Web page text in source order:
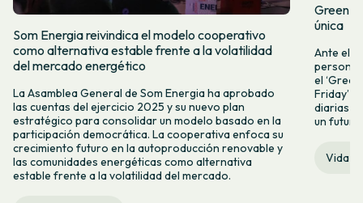
Som Energia reivindica el modelo cooperativo
como alternativa estable frente a la volatilidad
del mercado energético
La Asamblea General de Som Energia ha aprobado
las cuentas del ejercicio 2025 y su nuevo plan
estratégico para consolidar un modelo basado en la
participación democrática. La cooperativa enfoca su
crecimiento futuro en la autoproducción renovable y
las comunidades energéticas como alternativa
estable frente a la volatilidad del mercado.
Green
única
Ante el
el
Friday’
diarias y
un
Vida